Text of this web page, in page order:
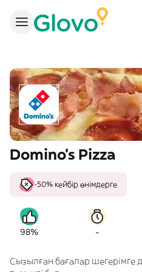
Domino's Pizza
-50% кейбір өнімдерге
98% -
Сызылған бағалар шегерімге